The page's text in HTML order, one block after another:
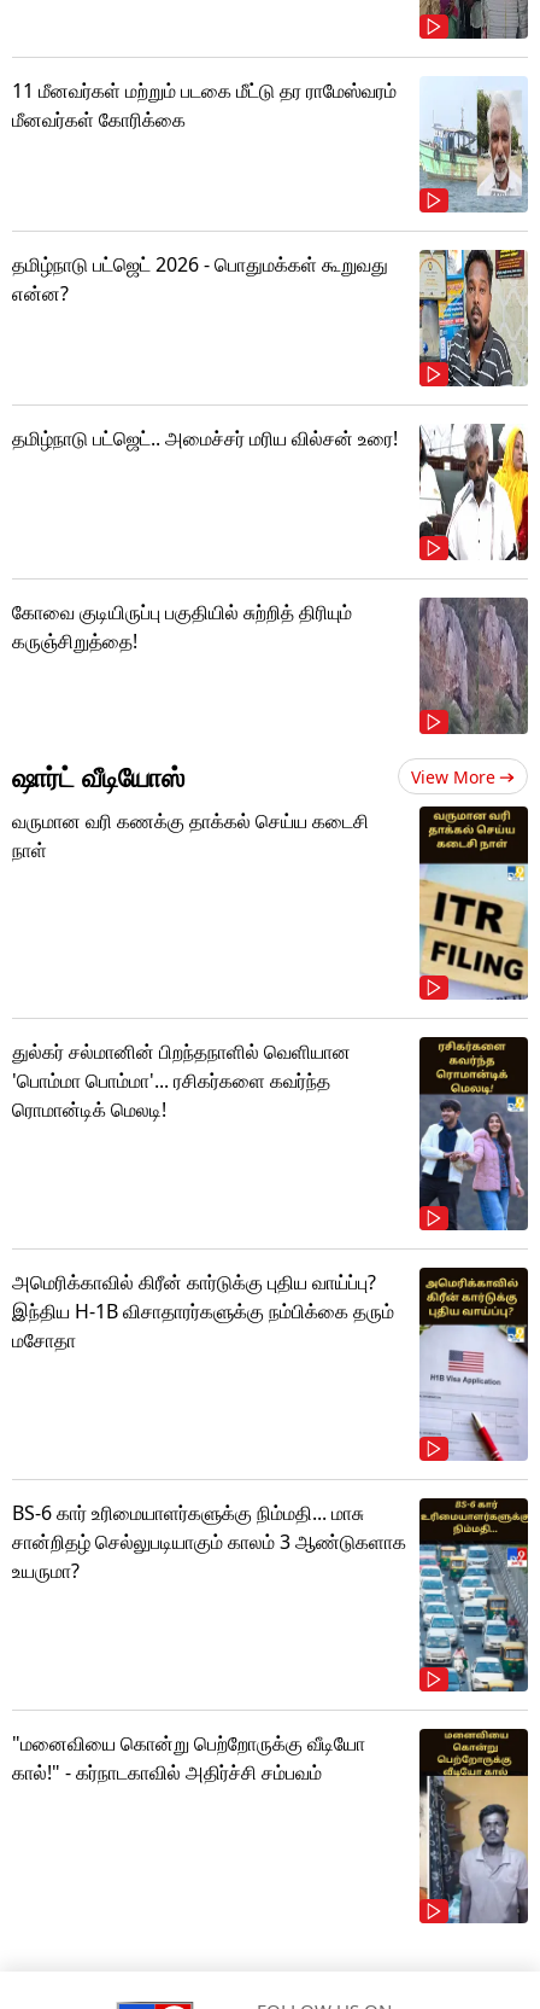
11 மீனவர்கள் மற்றும் படகை மீட்டு தர ராமேஸ்வரம்
மீனவர்கள் கோரிக்கை
தமிழ்நாடு பட்ஜெட் 2026 - பொதுமக்கள் கூறுவது
என்ன?
தமிழ்நாடு பட்ஜெட்.. அமைச்சர் மரிய வில்சன் உரை!
கோவை குடியிருப்பு பகுதியில் சுற்றித் திரியும்
கருஞ்சிறுத்தை!
ஷார்ட் வீடியோஸ் View More
வருமான வரி கணக்கு தாக்கல் செய்ய கடைசி
நாள்
துல்கர் சல்மானின் பிறந்தநாளில் வெளியான
'பொம்மா பொம்மா'... ரசிகர்களை கவர்ந்த
ரொமான்டிக் மெலடி!
அமெரிக்காவில் கிரீன் கார்டுக்கு புதிய வாய்ப்பு?
இந்திய H-1B விசாதாரர்களுக்கு நம்பிக்கை தரும்
மசோதா
BS-6 கார் உரிமையாளர்களுக்கு நிம்மதி... மாசு
சான்றிதழ் செல்லுபடியாகும் காலம் 3 ஆண்டுகளாக
உயருமா?
"மனைவியை கொன்று பெற்றோருக்கு வீடியோ
கால்!" - கர்நாடகாவில் அதிர்ச்சி சம்பவம்